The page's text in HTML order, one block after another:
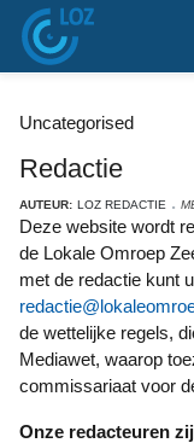
Uncategorised
Redactie
AUTEUR: LOZ REDACTIE
Deze website wordt redactioneel beheerd door de redactie van
de Lokale Omroep
met de redactie kunt
de wettelijke regels,
Mediawet, waarop
commissariaat voor
Onze redacteuren